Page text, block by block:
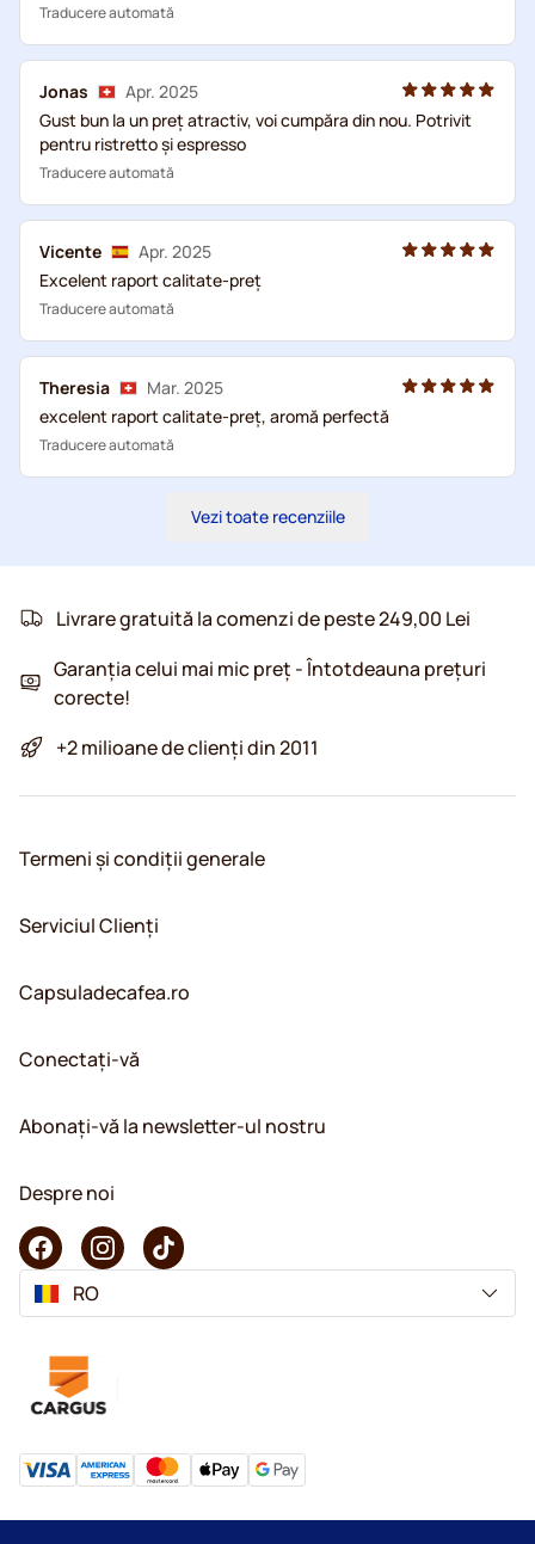
Traducere automată
Jonas
Apr. 2025
Gust bun la un preț atractiv, voi cumpăra din nou. Potrivit
pentru ristretto și espresso
Traducere automată
Vicente
Apr. 2025
Excelent raport calitate-preț
Traducere automată
Theresia
Mar. 2025
excelent raport calitate-preț, aromă perfectă
Traducere automată
Vezi toate recenziile
Livrare gratuită la comenzi de peste 249,00 Lei
Garanția celui mai mic preț - Întotdeauna prețuri
corecte!
+2 milioane de clienți din 2011
Termeni și condiții generale
Serviciul Clienți
Capsuladecafea.ro
Conectați-vă
Abonați-vă la newsletter-ul nostru
Despre noi
RO